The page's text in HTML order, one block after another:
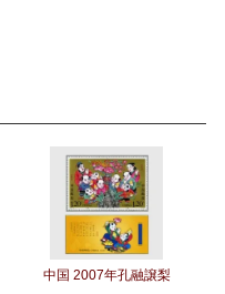
中国 2007年孔融譲梨